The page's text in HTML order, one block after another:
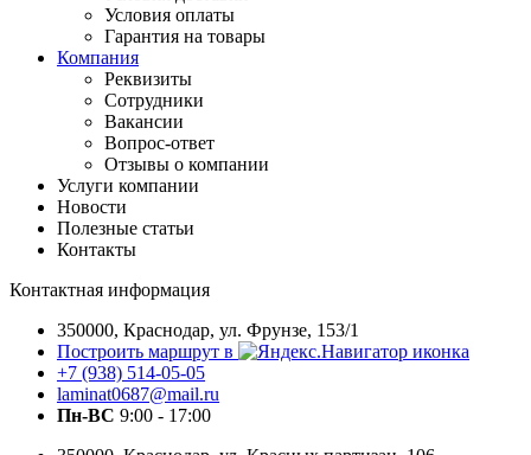
Условия оплаты
Гарантия на товары
Компания
Реквизиты
Сотрудники
Вакансии
Вопрос-ответ
Отзывы о компании
Услуги компании
Новости
Полезные статьи
Контакты
Контактная информация
350000, Краснодар, ул. Фрунзе, 153/1
Построить маршрут в
+7 (938) 514-05-05
laminat0687@mail.ru
Пн-ВС 9:00 - 17:00